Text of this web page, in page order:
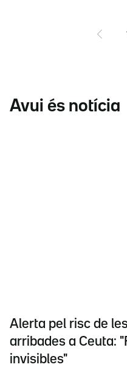
Avui és notícia
Alerta pel risc de
arribades a Ceuta:
invisibles"